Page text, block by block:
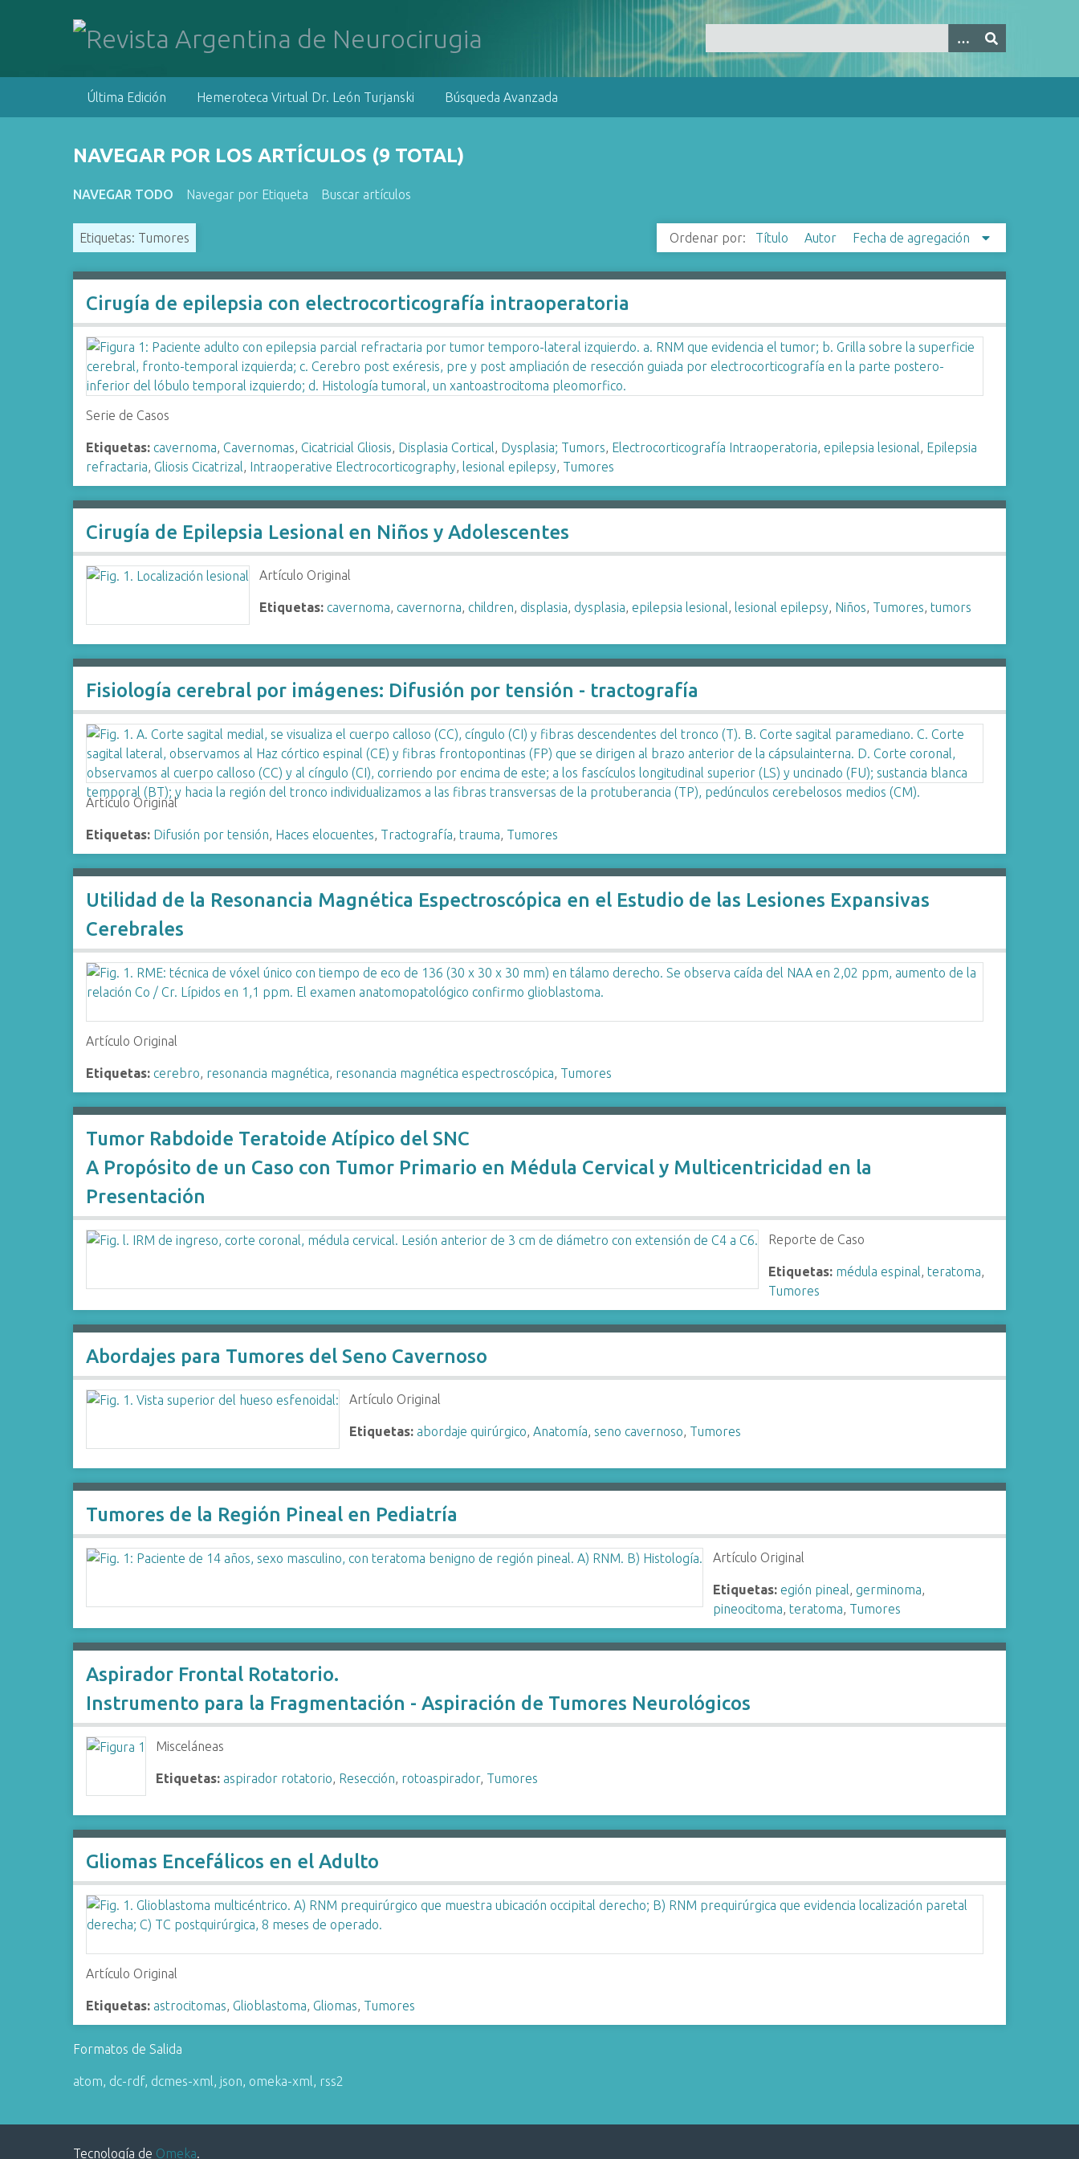
Última Edición Hemeroteca Virtual Dr. León Turjanski Búsqueda Avanzada
NAVEGAR POR LOS ARTÍCULOS (9 TOTAL)
NAVEGAR TODO Navegar por Etiqueta Buscar artículos
Etiquetas: Tumores Ordenar por: Título Autor Fecha de agregación
Cirugía de epilepsia con electrocorticografía intraoperatoria
Serie de Casos
Etiquetas: cavernoma,Cavernomas,Cicatricial Gliosis, Displasia Cortical, Dysplasia; Tumors, Electrocorticografía Intraoperatoria,epilepsia lesional, Epilepsia
refractaria,Gliosis Cicatrizal, Intraoperative Electrocorticography, lesional epilepsy, Tumores
Cirugía de Epilepsia Lesional en Niños y Adolescentes
Artículo Original
Etiquetas: cavernoma,cavernorna,children,displasia,dysplasia,epilepsia lesional, lesional epilepsy, Niños, Tumores,tumors
Fisiología cerebral por imágenes: Difusión por tensión - tractografía
Artículo Original
Etiquetas: Difusión por tensión, Haces elocuentes, Tractografía,trauma, Tumores
Utilidad de la Resonancia Magnética Espectroscópica en el Estudio de las Lesiones Expansivas
Cerebrales
Artículo Original
Etiquetas: cerebro, resonancia magnética, resonancia magnética espectroscópica, Tumores
Tumor Rabdoide Teratoide Atípico del SNC
A Propósito de un Caso con Tumor Primario en Médula Cervical y Multicentricidad en la
Presentación
Reporte de Caso
Etiquetas: médula espinal,teratoma,
Tumores
Abordajes para Tumores del Seno Cavernoso
Artículo Original
Etiquetas: abordaje quirúrgico,Anatomía, seno cavernoso, Tumores
Tumores de la Región Pineal en Pediatría
Artículo Original
Etiquetas: egión pineal,germinoma,
pineocitoma,teratoma, Tumores
Aspirador Frontal Rotatorio.
Instrumento para la Fragmentación - Aspiración de Tumores Neurológicos
Misceláneas
Etiquetas: aspirador rotatorio, Resección, rotoaspirador, Tumores
Gliomas Encefálicos en el Adulto
Artículo Original
Etiquetas: astrocitomas,Glioblastoma,Gliomas, Tumores
Formatos de Salida
atom, dc-rdf, dcmes-xml, json, omeka-xml, rss2
Tecnología de Omeka.